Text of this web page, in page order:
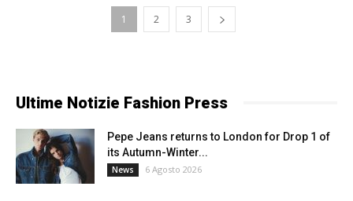
1 2 3
Ultime Notizie Fashion Press
Pepe Jeans returns to London for Drop 1 of
its Autumn-Winter...
News 6 Agosto 2026